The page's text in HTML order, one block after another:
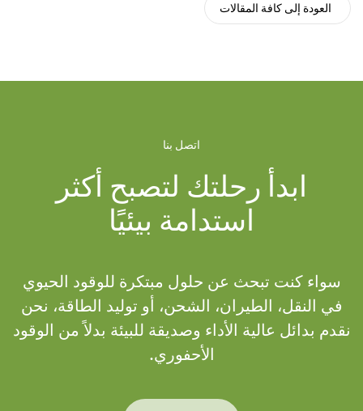
العودة إلى كافة المقالات
اتصل بنا
ابدأ رحلتك لتصبح أكثر
استدامة بيئيًا
سواء كنت تبحث عن حلول مبتكرة للوقود الحيوي
في النقل، الطيران، الشحن، أو توليد الطاقة، نحن
نقدم بدائل عالية الأداء وصديقة للبيئة بدلاً من الوقود
الأحفوري.